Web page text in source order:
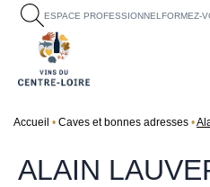
ESPACE PROFESSIONNEL FORMEZ-
Accueil Caves et bonnes adresses
ALAIN